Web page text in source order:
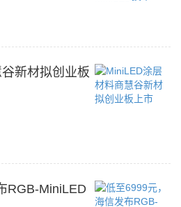
新材拟创业板
RGB-MiniLED